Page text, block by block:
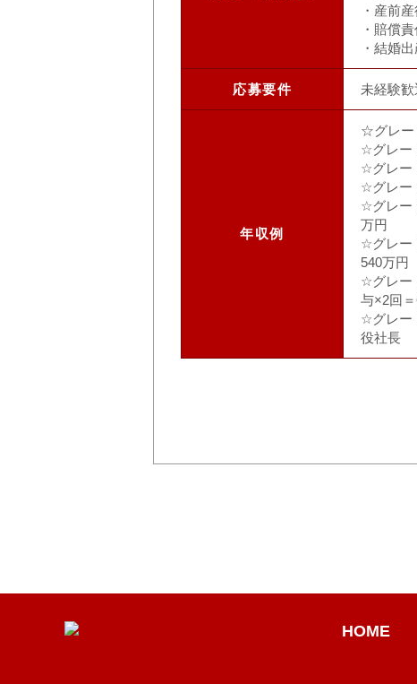
・産前
・賠償
・結婚
応募要件 未経験
年収例
☆グレー
☆グレー
☆グレー
☆グレー
☆グレー
万円
☆グレー
540万円
☆グレー
与×2回
☆グレー
役社長
HOME